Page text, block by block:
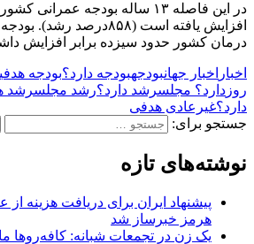
در این فاصله ۱۳ ساله بودجه
افزایش یافته است
درمان کشور حدود سیزده برابر افزایش
اخبار اخبار جهانبودجهبودجه دارد؟بودجه هدفی
روز دارد؟ مجلسرشد دارد؟رشد مجلسرشد
دارد؟غیرعادی هدفی
جستجو برای:
نوشته‌های تازه
پیشنهاد ایران برای دریافت هزینه از
هرمز خبرساز شد
یک زن در تجمعات شبانه: کافه‌روها